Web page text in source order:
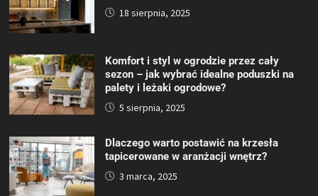
18 sierpnia, 2025
Komfort i styl w ogrodzie przez cały
sezon – jak wybrać idealne poduszki na
palety i leżaki ogrodowe?
5 sierpnia, 2025
Dlaczego warto postawić na krzesła
tapicerowane w aranżacji wnętrz?
3 marca, 2025